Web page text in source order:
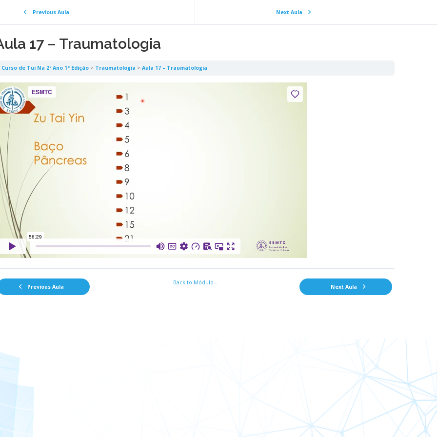
Previous Aula Next Aula
17 – Traumatologia
Curso de Tui Na 2º Ano 1ª Edição Traumatologia Aula 17 – Traumatologia
Previous Aula
Back to Módulo -
Next Aula